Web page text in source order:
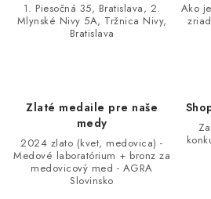
1. Piesočná 35, Bratislava, 2.
Mlynské Nivy 5A, Tržnica Nivy,
Bratislava
Ako
Zlaté medaile pre naše
medy
2024 zlato (kvet, medovica) -
Medové laboratórium + bronz za
medovicový med - AGRA
Slovinsko